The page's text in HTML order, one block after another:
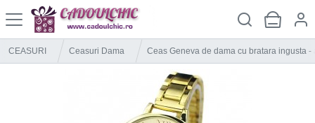
CEASURI Ceasuri Dama Ceas Geneva de dama cu bratara ingusta -